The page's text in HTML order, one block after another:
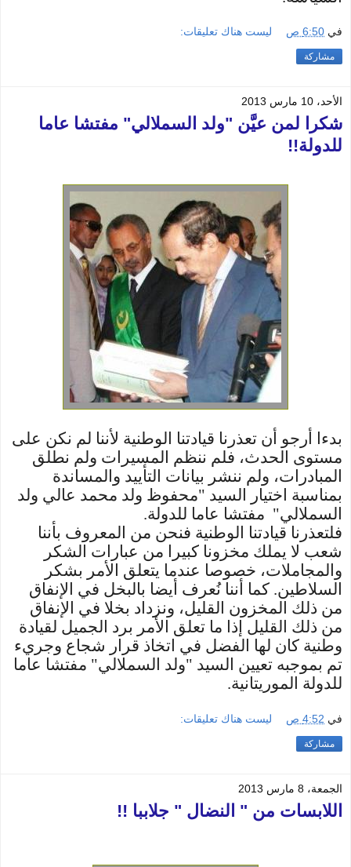
في 6:50 ص ليست هناك تعليقات:
مشاركة
الأحد، 10 مارس 2013
شكرا لمن عيَّن "ولد السملالي" مفتشا عاما
للدولة!!
بدءا أرجو أن تعذرنا قيادتنا الوطنية لأننا لم نكن على
مستوى الحدث، فلم ننظم المسيرات ولم نطلق
المبادرات، ولم ننشر بيانات التأييد والمساندة
بمناسبة اختيار السيد "محفوظ ولد محمد عالي ولد
السملالي" مفتشا عاما للدولة.
فلتعذرنا قيادتنا الوطنية فنحن من المعروف بأننا
شعب لا يملك مخزونا كبيرا من عبارات الشكر
والمجاملات، خصوصا عندما يتعلق الأمر بشكر
السلاطين. كما أننا نُعرف أيضا بالبخل في الإنفاق
من ذلك المخزون القليل، ونزداد بخلا في الإنفاق
من ذلك القليل إذا ما تعلق الأمر برد الجميل لقيادة
وطنية كان لها الفضل في اتخاذ قرار شجاع وجريء
تم بموجبه تعيين السيد "ولد السملالي" مفتشا عاما
للدولة الموريتانية.
في 4:52 ص ليست هناك تعليقات:
مشاركة
الجمعة، 8 مارس 2013
اللابسات من " النضال " جلاببا !!